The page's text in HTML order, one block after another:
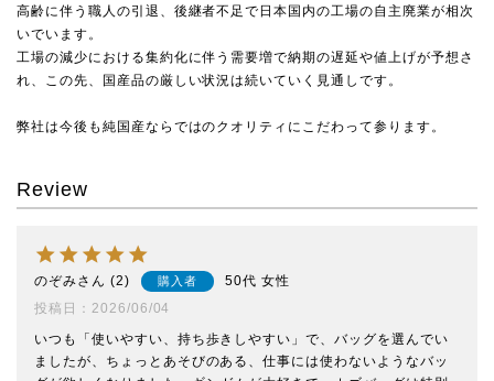
高齢に伴う職人の引退、後継者不足で日本国内の工場の自主廃業が相次
いでいます。
工場の減少における集約化に伴う需要増で納期の遅延や値上げが予想さ
れ、この先、国産品の厳しい状況は続いていく見通しです。
弊社は今後も純国産ならではのクオリティにこだわって参ります。
Review
のぞみ 2 購入者 50代 女性
投稿日
2026/06/04
いつも「使いやすい、持ち歩きしやすい」で、バッグを選んでい
ましたが、ちょっとあそびのある、仕事には使わないようなバッ